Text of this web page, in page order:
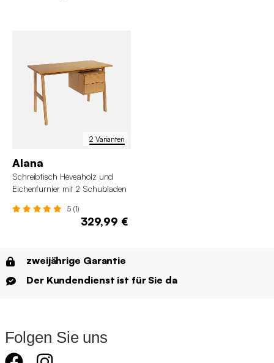
2 Varianten
Alana
Schreibtisch Heveaholz und
Eichenfurnier mit 2 Schubladen
5 (1)
329,99 €
zweijährige Garantie
Der Kundendienst ist für Sie da
Folgen Sie uns